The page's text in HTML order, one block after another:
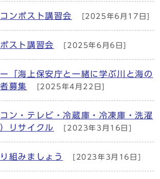
ンポスト講習会 [2025年6月17日]
スト講習会 [2025年6月6日]
「海上保安庁と一緒に学ぶ川と海の
募集
[2025年4月22日]
ン・テレビ・冷蔵庫・冷凍庫・洗濯
リサイクル
[2023年3月16日]
組みましょう [2023年3月16日]